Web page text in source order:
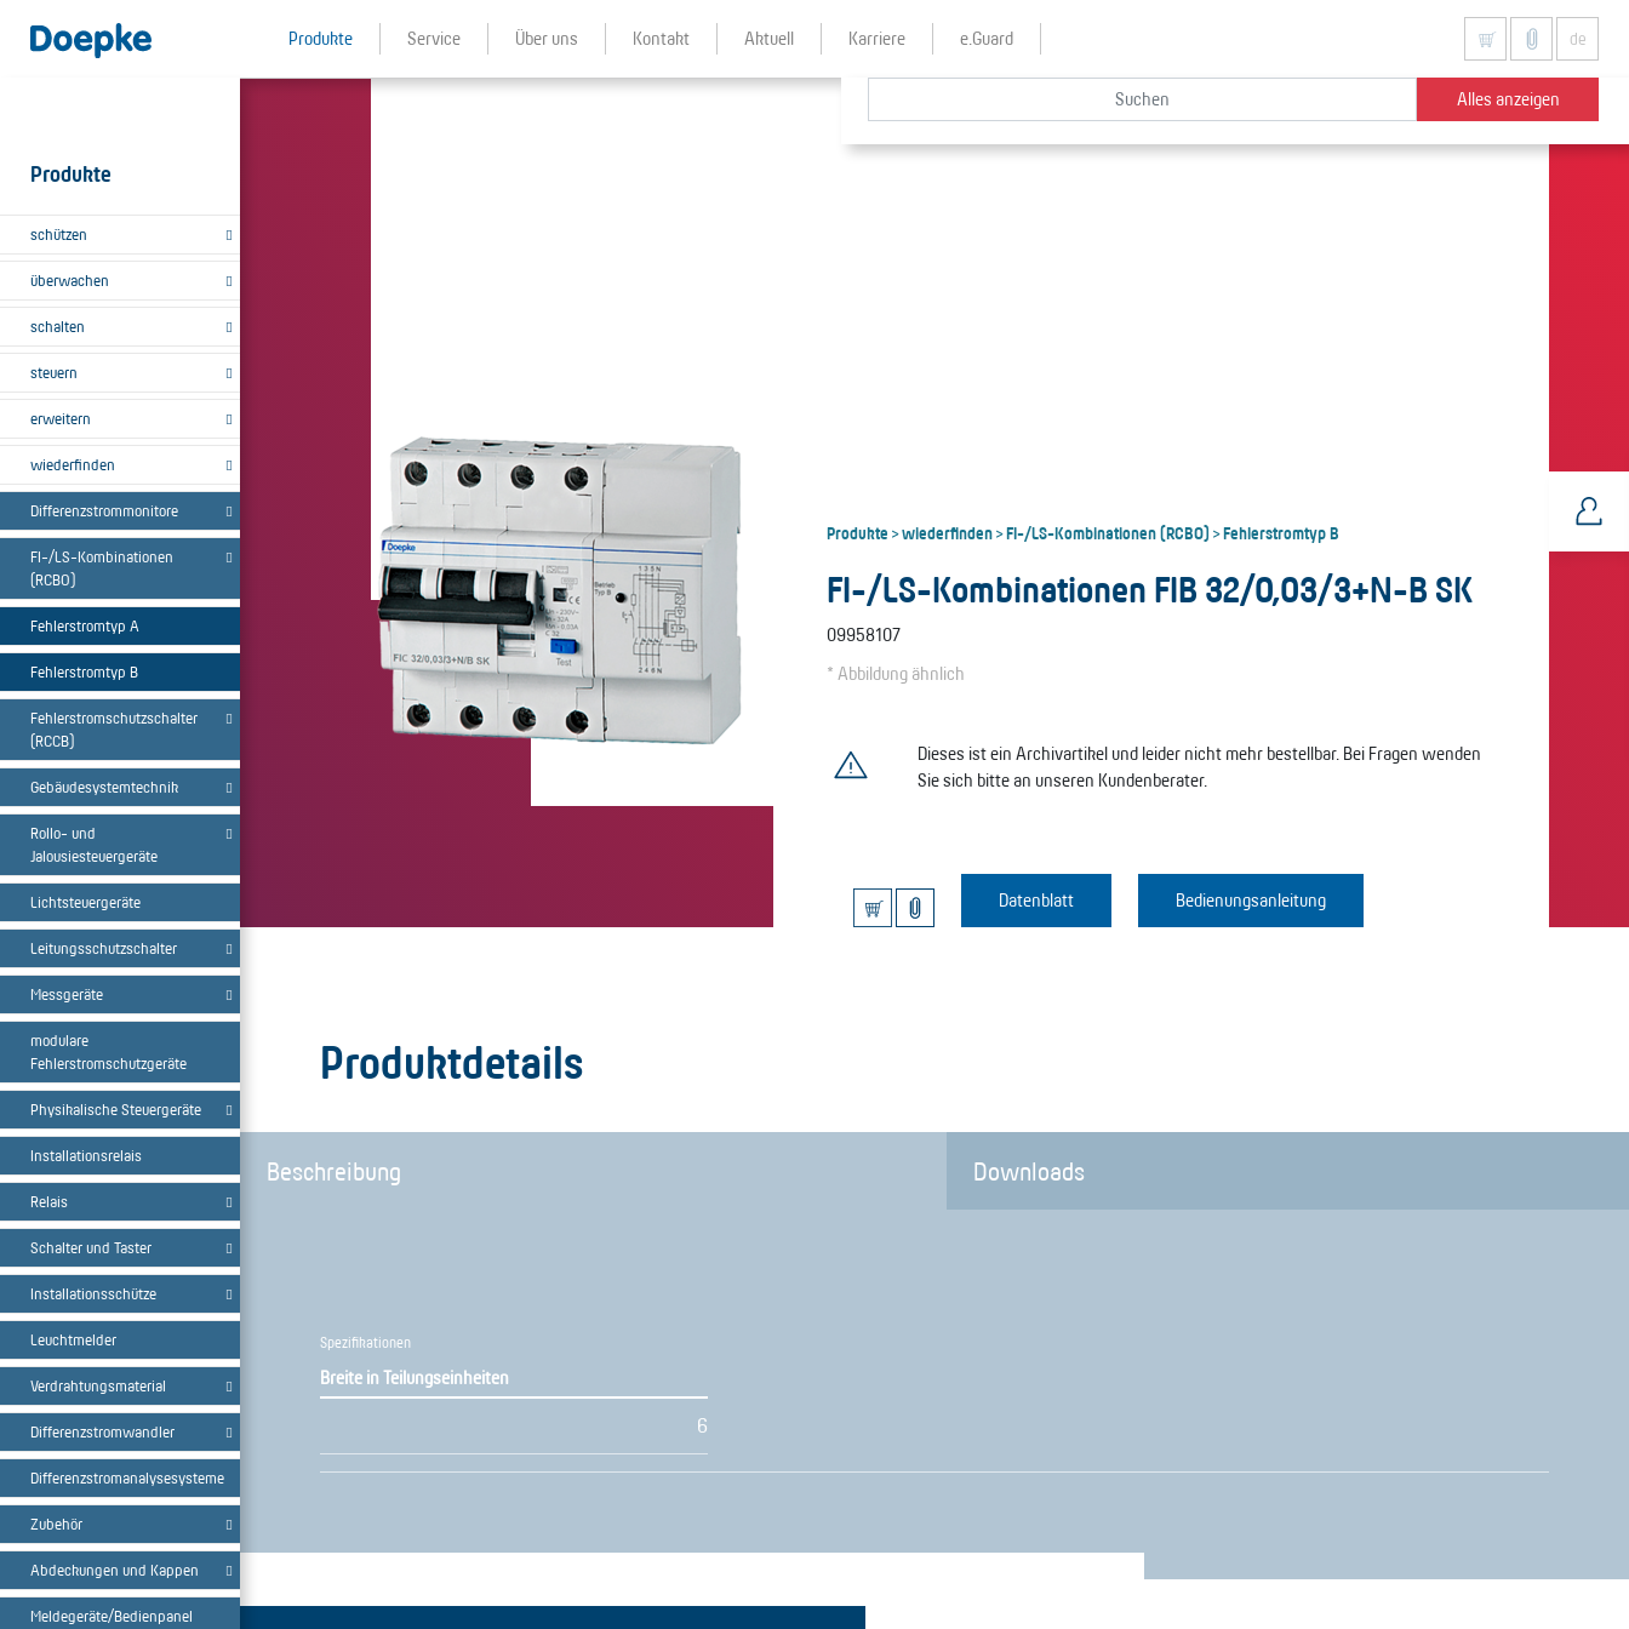
de
Produkte Service Über uns Kontakt Aktuell Karriere e.Guard
Alles anzeigen
Produkte
schützen
überwachen
schalten
steuern
erweitern
wiederfinden
Differenzstrommonitore
FI-/LS-Kombinationen
(RCBO)
Fehlerstromtyp A
Fehlerstromtyp B
Fehlerstromschutzschalter
(RCCB)
Gebäudesystemtechnik
Rollo- und
Jalousiesteuergeräte
Lichtsteuergeräte
Leitungsschutzschalter
Messgeräte
modulare
Fehlerstromschutzgeräte
Physikalische Steuergeräte
Installationsrelais
Relais
Schalter und Taster
Installationsschütze
Leuchtmelder
Verdrahtungsmaterial
Differenzstromwandler
Differenzstromanalysesysteme
Zubehör
Abdeckungen und Kappen
Meldegeräte/Bedienpanel
Produkte >wiederfinden>FI-/LS-Kombinationen (RCBO) >Fehlerstromtyp B
FI-/LS-Kombinationen FIB 32/0,03/3+N-B SK
09958107
* Abbildung ähnlich
Dieses ist ein Archivartikel und leider nicht mehr bestellbar. Bei Fragen wenden
Sie sich bitte an unseren Kundenberater.
Datenblatt Bedienungsanleitung
Produktdetails
Beschreibung Downloads
Spezifikationen
Breite in Teilungseinheiten
6